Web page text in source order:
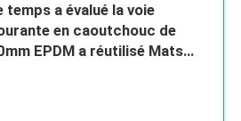
temps a évalué la voie
en caoutchouc de
EPDM a réutilisé Mats